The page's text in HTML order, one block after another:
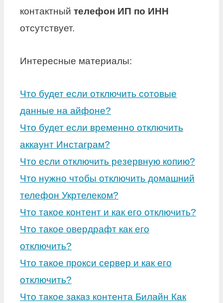
контактный телефон ИП по ИНН
отсутствует.
Интересные материалы:
Что будет если отключить сотовые
данные на айфоне?
Что будет если временно отключить
аккаунт Инстаграм?
Что если отключить резервную копию?
Что нужно чтобы отключить домашний
телефон Укртелеком?
Что такое контент и как его отключить?
Что такое овердрафт как его
отключить?
Что такое прокси сервер и как его
отключить?
Что такое заказ контента Билайн Как